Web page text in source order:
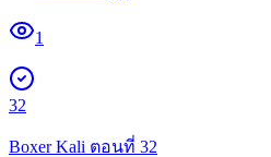
1
32
Boxer Kali ตอนที่ 32